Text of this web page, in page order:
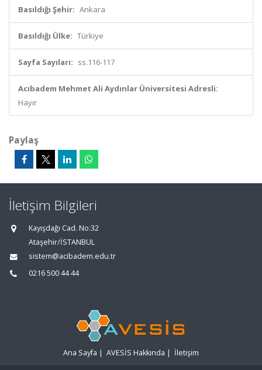
Basıldığı Şehir: Ankara
Basıldığı Ülke: Türkiye
Sayfa Sayıları: ss.116-117
Acıbadem Mehmet Ali Aydınlar Üniversitesi Adresli:
Hayır
Paylaş
İletişim Bilgileri
Kayışdağı Cad. No:32
Ataşehir/İSTANBUL
sistem@acibadem.edu.tr
0216 500 44 44
Ana Sayfa | AVESİS Hakkında | İletişim